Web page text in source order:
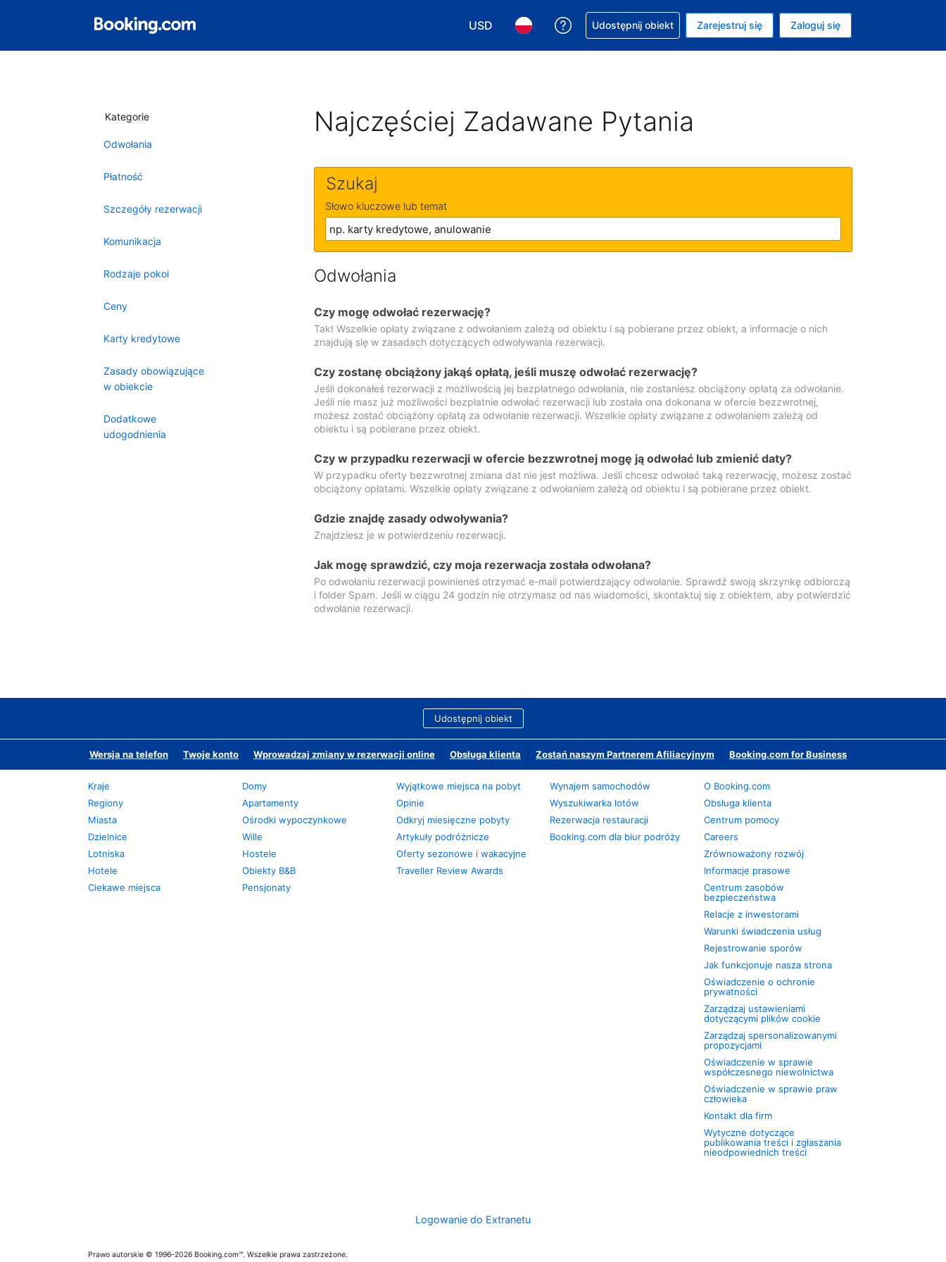
USD
Wybierz walutę. Wybrana waluta to Dolar amerykański
Wybierz język. Wybrany język to Polski
Uzyskaj pomoc w sprawie rezerwacji
Udostępnij obiekt Zarejestruj się Zaloguj się
Kategorie
Odwołania
Płatność
Szczegóły rezerwacji
Komunikacja
Rodzaje pokoi
Ceny
Karty kredytowe
Zasady obowiązujące
w obiekcie
Dodatkowe
udogodnienia
Najczęściej Zadawane Pytania
Szukaj
Słowo kluczowe lub temat
Odwołania
Czy mogę odwołać rezerwację?
Tak! Wszelkie opłaty związane z odwołaniem zależą od obiektu i są pobierane przez obiekt, a informacje o nich
znajdują się w zasadach dotyczących odwoływania rezerwacji.
Czy zostanę obciążony jakąś opłatą, jeśli muszę odwołać rezerwację?
Jeśli dokonałeś rezerwacji z możliwością jej bezpłatnego odwołania, nie zostaniesz obciążony opłatą za odwołanie.
Jeśli nie masz już możliwości bezpłatnie odwołać rezerwacji lub została ona dokonana w ofercie bezzwrotnej,
możesz zostać obciążony opłatą za odwołanie rezerwacji. Wszelkie opłaty związane z odwołaniem zależą od
obiektu i są pobierane przez obiekt.
Czy w przypadku rezerwacji w ofercie bezzwrotnej mogę ją odwołać lub zmienić daty?
W przypadku oferty bezzwrotnej zmiana dat nie jest możliwa. Jeśli chcesz odwołać taką rezerwację, możesz zostać
obciążony opłatami. Wszelkie opłaty związane z odwołaniem zależą od obiektu i są pobierane przez obiekt.
Gdzie znajdę zasady odwoływania?
Znajdziesz je w potwierdzeniu rezerwacji.
Jak mogę sprawdzić, czy moja rezerwacja została odwołana?
Po odwołaniu rezerwacji powinieneś otrzymać e-mail potwierdzający odwołanie. Sprawdź swoją skrzynkę odbiorczą
i folder Spam. Jeśli w ciągu 24 godzin nie otrzymasz od nas wiadomości, skontaktuj się z obiektem, aby potwierdzić
odwołanie rezerwacji.
Udostępnij obiekt
Wersja na telefon Twoje konto Wprowadzaj zmiany w rezerwacji online Obsługa klienta Zostań naszym Partnerem Afiliacyjnym Booking.com for Business
Kraje
Regiony
Miasta
Dzielnice
Lotniska
Hotele
Ciekawe miejsca
Domy
Apartamenty
Ośrodki wypoczynkowe
Wille
Hostele
Obiekty B&B
Pensjonaty
Wyjątkowe miejsca na pobyt
Opinie
Odkryj miesięczne pobyty
Artykuły podróżnicze
Oferty sezonowe i wakacyjne
Traveller Review Awards
Wynajem samochodów
Wyszukiwarka lotów
Rezerwacja restauracji
Booking.com dla biur podróży
O Booking.com
Obsługa klienta
Centrum pomocy
Careers
Zrównoważony rozwój
Informacje prasowe
Centrum zasobów
bezpieczeństwa
Relacje z inwestorami
Warunki świadczenia usług
Rejestrowanie sporów
Jak funkcjonuje nasza strona
Oświadczenie o ochronie
prywatności
Zarządzaj ustawieniami
dotyczącymi plików cookie
Zarządzaj spersonalizowanymi
propozycjami
Oświadczenie w sprawie
współczesnego niewolnictwa
Oświadczenie w sprawie praw
człowieka
Kontakt dla firm
Wytyczne dotyczące
publikowania treści i zgłaszania
nieodpowiednich treści
Logowanie do Extranetu
Prawo autorskie © 1996–2026 Booking.com™. Wszelkie prawa zastrzeżone.